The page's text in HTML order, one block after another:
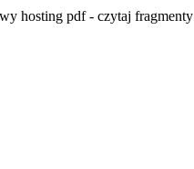
hosting pdf - czytaj fragmenty